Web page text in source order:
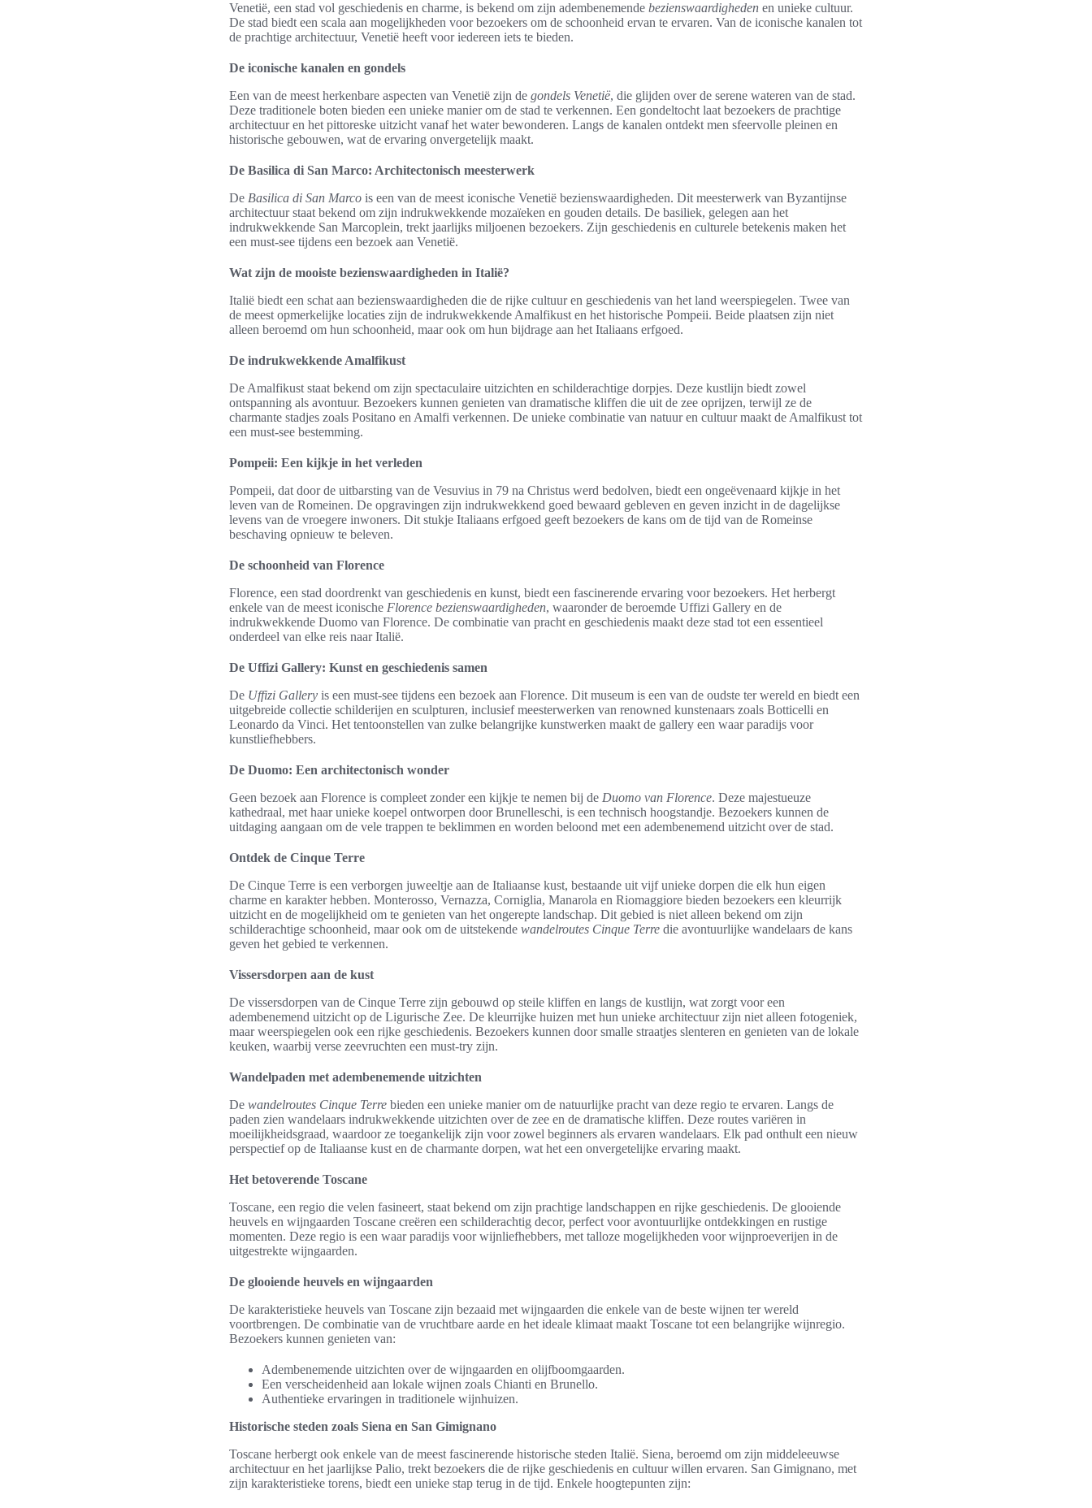
Venetië, een stad vol geschiedenis en charme, is bekend om zijn adembenemende bezienswaardigheden en unieke cultuur.
De stad biedt een scala aan mogelijkheden voor bezoekers om de schoonheid ervan te ervaren. Van de iconische kanalen tot
de prachtige architectuur, Venetië heeft voor iedereen iets te bieden.
De iconische kanalen en gondels
Een van de meest herkenbare aspecten van Venetië zijn de gondels Venetië, die glijden over de serene wateren van de stad.
Deze traditionele boten bieden een unieke manier om de stad te verkennen. Een gondeltocht laat bezoekers de prachtige
architectuur en het pittoreske uitzicht vanaf het water bewonderen. Langs de kanalen ontdekt men sfeervolle pleinen en
historische gebouwen, wat de ervaring onvergetelijk maakt.
De Basilica di San Marco: Architectonisch meesterwerk
De Basilica di San Marco is een van de meest iconische Venetië bezienswaardigheden. Dit meesterwerk van Byzantijnse
architectuur staat bekend om zijn indrukwekkende mozaïeken en gouden details. De basiliek, gelegen aan het
indrukwekkende San Marcoplein, trekt jaarlijks miljoenen bezoekers. Zijn geschiedenis en culturele betekenis maken het
een must-see tijdens een bezoek aan Venetië.
Wat zijn de mooiste bezienswaardigheden in Italië?
Italië biedt een schat aan bezienswaardigheden die de rijke cultuur en geschiedenis van het land weerspiegelen. Twee van
de meest opmerkelijke locaties zijn de indrukwekkende Amalfikust en het historische Pompeii. Beide plaatsen zijn niet
alleen beroemd om hun schoonheid, maar ook om hun bijdrage aan het Italiaans erfgoed.
De indrukwekkende Amalfikust
De Amalfikust staat bekend om zijn spectaculaire uitzichten en schilderachtige dorpjes. Deze kustlijn biedt zowel
ontspanning als avontuur. Bezoekers kunnen genieten van dramatische kliffen die uit de zee oprijzen, terwijl ze de
charmante stadjes zoals Positano en Amalfi verkennen. De unieke combinatie van natuur en cultuur maakt de Amalfikust tot
een must-see bestemming.
Pompeii: Een kijkje in het verleden
Pompeii, dat door de uitbarsting van de Vesuvius in 79 na Christus werd bedolven, biedt een ongeëvenaard kijkje in het
leven van de Romeinen. De opgravingen zijn indrukwekkend goed bewaard gebleven en geven inzicht in de dagelijkse
levens van de vroegere inwoners. Dit stukje Italiaans erfgoed geeft bezoekers de kans om de tijd van de Romeinse
beschaving opnieuw te beleven.
De schoonheid van Florence
Florence, een stad doordrenkt van geschiedenis en kunst, biedt een fascinerende ervaring voor bezoekers. Het herbergt
enkele van de meest iconische Florence bezienswaardigheden, waaronder de beroemde Uffizi Gallery en de
indrukwekkende Duomo van Florence. De combinatie van pracht en geschiedenis maakt deze stad tot een essentieel
onderdeel van elke reis naar Italië.
De Uffizi Gallery: Kunst en geschiedenis samen
De Uffizi Gallery is een must-see tijdens een bezoek aan Florence. Dit museum is een van de oudste ter wereld en biedt een
uitgebreide collectie schilderijen en sculpturen, inclusief meesterwerken van renowned kunstenaars zoals Botticelli en
Leonardo da Vinci. Het tentoonstellen van zulke belangrijke kunstwerken maakt de gallery een waar paradijs voor
kunstliefhebbers.
De Duomo: Een architectonisch wonder
Geen bezoek aan Florence is compleet zonder een kijkje te nemen bij de Duomo van Florence. Deze majestueuze
kathedraal, met haar unieke koepel ontworpen door Brunelleschi, is een technisch hoogstandje. Bezoekers kunnen de
uitdaging aangaan om de vele trappen te beklimmen en worden beloond met een adembenemend uitzicht over de stad.
Ontdek de Cinque Terre
De Cinque Terre is een verborgen juweeltje aan de Italiaanse kust, bestaande uit vijf unieke dorpen die elk hun eigen
charme en karakter hebben. Monterosso, Vernazza, Corniglia, Manarola en Riomaggiore bieden bezoekers een kleurrijk
uitzicht en de mogelijkheid om te genieten van het ongerepte landschap. Dit gebied is niet alleen bekend om zijn
schilderachtige schoonheid, maar ook om de uitstekende wandelroutes Cinque Terre die avontuurlijke wandelaars de kans
geven het gebied te verkennen.
Vissersdorpen aan de kust
De vissersdorpen van de Cinque Terre zijn gebouwd op steile kliffen en langs de kustlijn, wat zorgt voor een
adembenemend uitzicht op de Ligurische Zee. De kleurrijke huizen met hun unieke architectuur zijn niet alleen fotogeniek,
maar weerspiegelen ook een rijke geschiedenis. Bezoekers kunnen door smalle straatjes slenteren en genieten van de lokale
keuken, waarbij verse zeevruchten een must-try zijn.
Wandelpaden met adembenemende uitzichten
De wandelroutes Cinque Terre bieden een unieke manier om de natuurlijke pracht van deze regio te ervaren. Langs de
paden zien wandelaars indrukwekkende uitzichten over de zee en de dramatische kliffen. Deze routes variëren in
moeilijkheidsgraad, waardoor ze toegankelijk zijn voor zowel beginners als ervaren wandelaars. Elk pad onthult een nieuw
perspectief op de Italiaanse kust en de charmante dorpen, wat het een onvergetelijke ervaring maakt.
Het betoverende Toscane
Toscane, een regio die velen fasineert, staat bekend om zijn prachtige landschappen en rijke geschiedenis. De glooiende
heuvels en wijngaarden Toscane creëren een schilderachtig decor, perfect voor avontuurlijke ontdekkingen en rustige
momenten. Deze regio is een waar paradijs voor wijnliefhebbers, met talloze mogelijkheden voor wijnproeverijen in de
uitgestrekte wijngaarden.
De glooiende heuvels en wijngaarden
De karakteristieke heuvels van Toscane zijn bezaaid met wijngaarden die enkele van de beste wijnen ter wereld
voortbrengen. De combinatie van de vruchtbare aarde en het ideale klimaat maakt Toscane tot een belangrijke wijnregio.
Bezoekers kunnen genieten van:
Adembenemende uitzichten over de wijngaarden en olijfboomgaarden.
Een verscheidenheid aan lokale wijnen zoals Chianti en Brunello.
Authentieke ervaringen in traditionele wijnhuizen.
Historische steden zoals Siena en San Gimignano
Toscane herbergt ook enkele van de meest fascinerende historische steden Italië. Siena, beroemd om zijn middeleeuwse
architectuur en het jaarlijkse Palio, trekt bezoekers die de rijke geschiedenis en cultuur willen ervaren. San Gimignano, met
zijn karakteristieke torens, biedt een unieke stap terug in de tijd. Enkele hoogtepunten zijn: